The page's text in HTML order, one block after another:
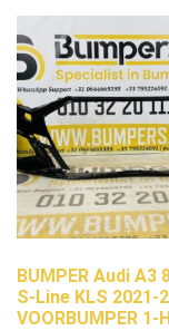
BUMPER Audi A3
S-Line KLS 2021-
VOORBUMPER 1-